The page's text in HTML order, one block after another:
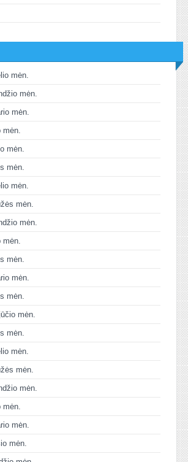
mėn.
mėn.
mėn.
mėn.
mėn.
mėn.
mėn.
mėn.
mėn.
mėn.
mėn.
mėn.
mėn.
mėn.
mėn.
mėn.
mėn.
mėn.